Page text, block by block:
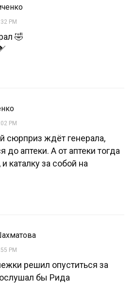
PM
🤣
PM
сюрприз ждёт генерала,
до аптеки. А от аптеки тогда
каталку за собой на
PM
решил опуститься за
бы Рида